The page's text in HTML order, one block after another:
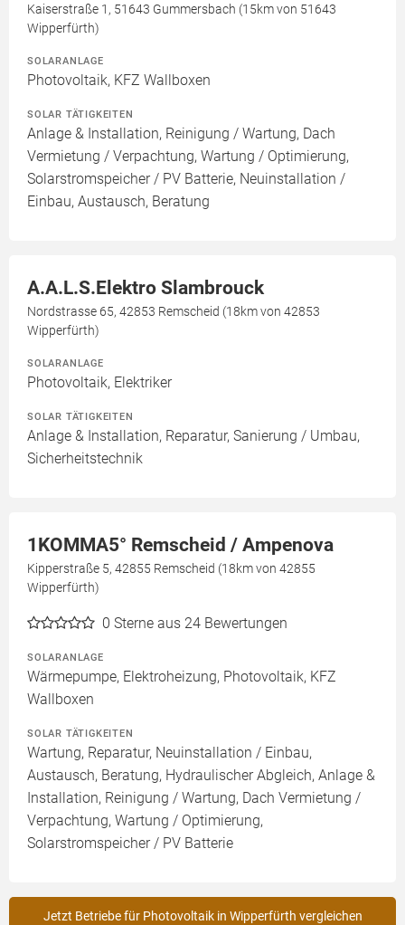
Kaiserstraße 1, 51643 Gummersbach (15km von 51643
Wipperfürth)
SOLARANLAGE
Photovoltaik, KFZ Wallboxen
SOLAR TÄTIGKEITEN
Anlage & Installation, Reinigung / Wartung, Dach
Vermietung / Verpachtung, Wartung / Optimierung,
Solarstromspeicher / PV Batterie, Neuinstallation /
Einbau, Austausch, Beratung
A.A.L.S.Elektro Slambrouck
Nordstrasse 65, 42853 Remscheid (18km von 42853
Wipperfürth)
SOLARANLAGE
Photovoltaik, Elektriker
SOLAR TÄTIGKEITEN
Anlage & Installation, Reparatur, Sanierung / Umbau,
Sicherheitstechnik
1KOMMA5° Remscheid / Ampenova
Kipperstraße 5, 42855 Remscheid (18km von 42855
Wipperfürth)
0 Sterne aus 24 Bewertungen
SOLARANLAGE
Wärmepumpe, Elektroheizung, Photovoltaik, KFZ
Wallboxen
SOLAR TÄTIGKEITEN
Wartung, Reparatur, Neuinstallation / Einbau,
Austausch, Beratung, Hydraulischer Abgleich, Anlage &
Installation, Reinigung / Wartung, Dach Vermietung /
Verpachtung, Wartung / Optimierung,
Solarstromspeicher / PV Batterie
Jetzt Betriebe für Photovoltaik in Wipperfürth vergleichen